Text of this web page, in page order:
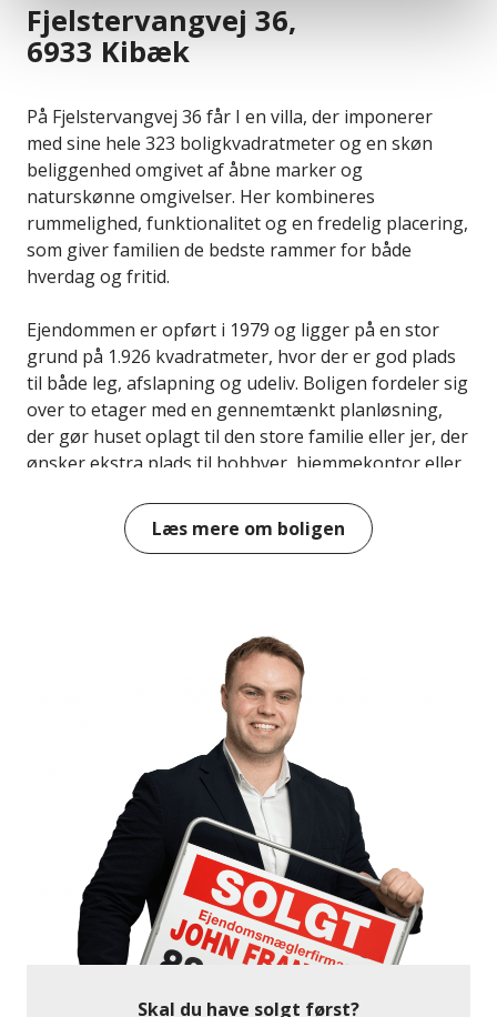
Fjelstervangvej 36,
6933 Kibæk
På Fjelstervangvej 36 får I en villa, der imponerer
med sine hele 323 boligkvadratmeter og en skøn
beliggenhed omgivet af åbne marker og
naturskønne omgivelser. Her kombineres
rummelighed, funktionalitet og en fredelig placering,
som giver familien de bedste rammer for både
hverdag og fritid.
Ejendommen er opført i 1979 og ligger på en stor
grund på 1.926 kvadratmeter, hvor der er god plads
til både leg, afslapning og udeliv. Boligen fordeler sig
over to etager med en gennemtænkt planløsning,
der gør huset oplagt til den store familie eller jer, der
ønsker ekstra plads til hobbyer, hjemmekontor eller
I stueplan bydes I velkommen i en entré, der leder
sofaafdeling, mens de store vinduespartier trækker
naturen helt ind i boligen og giver et flot kig til haven
og de omkringliggende marker.
Køkkenet er moderniseret med fokus på både
funktionalitet og æstetik. Her er gode
arbejdsforhold, rigeligt med opbevaringsplads og
plads til hverdagens mange gøremål. I direkte
forbindelse ligger et praktisk bryggers og et
viktualierum, som bidrager til en velfungerende
hverdag.
Boligen rummer flere gode værelser og disponible
Læs mere om boligen
Skal du have solgt først?